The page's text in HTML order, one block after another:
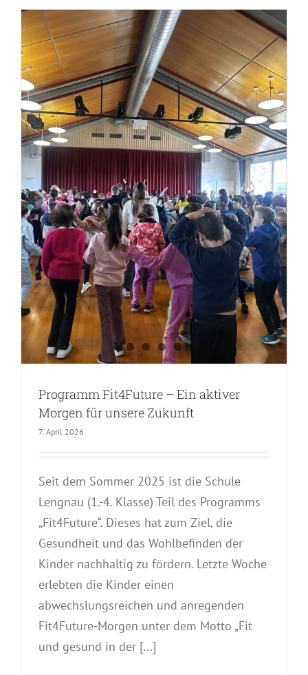
Programm Fit4Future – Ein aktiver
Morgen für unsere Zukunft
7. April 2026
Seit dem Sommer 2025 ist die Schule
Lengnau (1.-4. Klasse) Teil des Programms
„Fit4Future“. Dieses hat zum Ziel, die
Gesundheit und das Wohlbefinden der
Kinder nachhaltig zu fördern. Letzte Woche
erlebten die Kinder einen
abwechslungsreichen und anregenden
Fit4Future-Morgen unter dem Motto „Fit
und gesund in der [...]